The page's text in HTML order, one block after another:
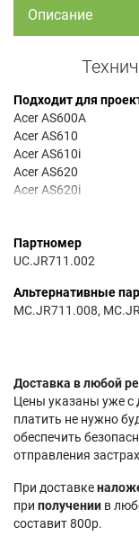
Описание
Подходит для
Acer AS600A
Acer AS610
Acer AS610i
Acer AS620
Acer AS620i
Acer AW610
Acer AW610i
Acer AW620a
Acer AW620i
Acer AX620
Acer AX620i
Acer AX620p
Acer BS-012P
Acer BS-014
Acer BS-021A
Acer BS-025A
Acer BS-025i
Партномер
UC.JR711.002
Альтернативные
MC.JR711.008,
Доставка в любой
Цены указаны уже с
платить не нужно
обеспечить
отправления
При доставке
при получении в
составит 800р.